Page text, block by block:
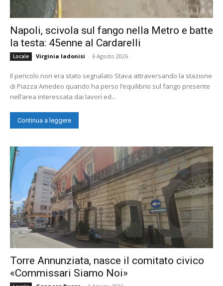
Napoli, scivola sul fango nella Metro e batte
la testa: 45enne al Cardarelli
Locale Virginia Iadonisi - 6 Agosto 2026
Il pericolo non era stato segnalato Stava attraversando la stazione
di Piazza Amedeo quando ha perso l’equilibrio sul fango presente
nell’area interessata dai lavori ed...
Continua a leggere
Torre Annunziata, nasce il comitato civico
«Commissari Siamo Noi»